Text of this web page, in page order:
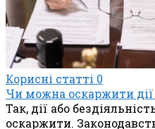
Корисні статті 0
Чи можна оскаржити дії
Так, дії або
оскаржити.